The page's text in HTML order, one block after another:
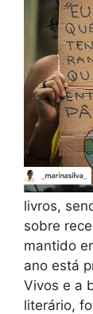
livros,
sobre
mantido
ano está
Vivos e a
literário,